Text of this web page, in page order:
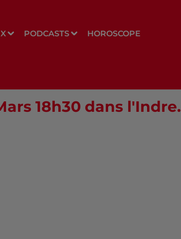
PODCASTS HOROSCOPE
18h30 dans l'Indre.